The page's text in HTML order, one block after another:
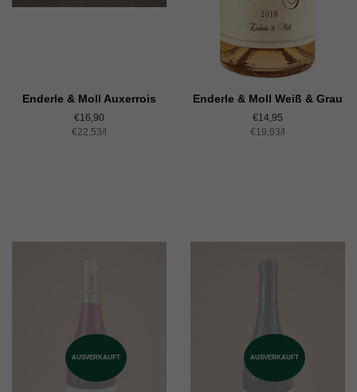
Enderle & Moll Auxerrois
Normaler
Preis
€16,90
Einzelpreis
€22,53/pro
l
Enderle & Moll Weiß & Grau
Normaler
Preis
€14,95
Einzelpreis
€19,93/pro
l
AUSVERKAUFT AUSVERKAUFT